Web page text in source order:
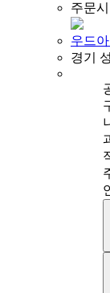
주문
우드
경기